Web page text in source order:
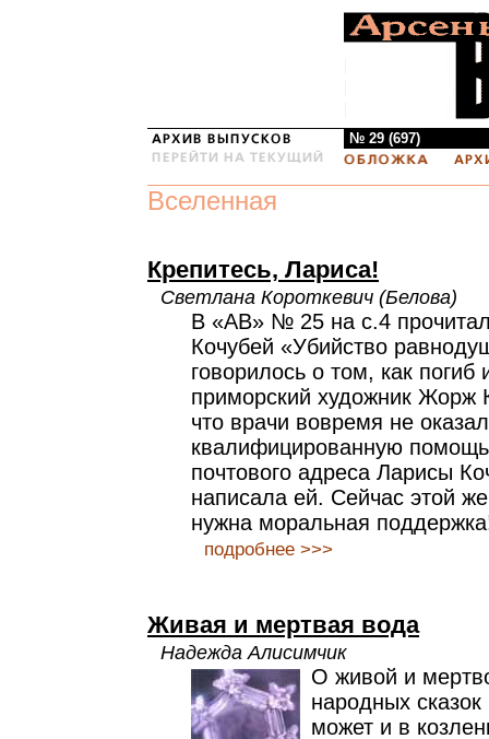
№ 29 (697)
Вселенная
Крепитесь, Лариса!
Светлана Короткевич (Белова)
В «АВ» № 25 на с.4
Кочубей «Убийство
говорилось о том, как погиб
приморский художник Жорж
что врачи вовремя не
квалифицированную
почтового адреса Ларисы
написала ей. Сейчас этой
нужна моральная
подробнее >>>
Живая и мертвая вода
Надежда Алисимчик
О живой и
народных сказок
может и в